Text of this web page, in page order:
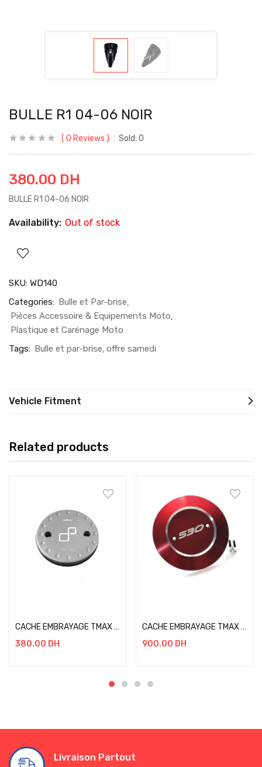
BULLE R1 04-06 NOIR
0 Reviews Sold: 0
380.00 DH
BULLE R1 04-06 NOIR
Availability: Out of stock
SKU: WD140
Categories: Bulle et Par-brise
Pièces Accessoire & Equipements Moto
Plastique et Carénage Moto
Tags: Bulle et par-brise offre samedi
Vehicle Fitment
Related products
CACHE EMBRAYAGE TMAX 530 LIGHTECH GRIS
380.00 DH
CACHE EMBRAYAGE TMAX 530 DX/SX ROUGE
900.00 DH
Livraison Partout